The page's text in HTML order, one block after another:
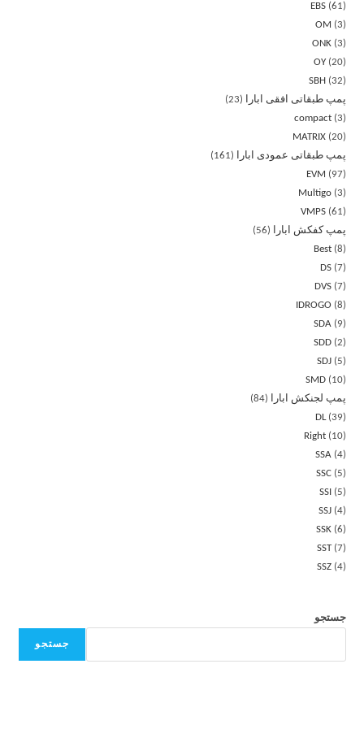
EBS 61
OM
3
ONK 3
OY 20
SBH
32
پمپ طبقاتی افقی ابارا
23
compact 3
MATRIX 20
پمپ طبقاتی عمودی ابارا
161
EVM
97
Multigo 3
VMPS 61
پمپ کفکش ابارا
56
Best 8
DS 7
DVS 7
IDROGO
8
SDA
9
SDD 2
SDJ
5
SMD
10
پمپ لجنکش ابارا
84
DL 39
Right
10
SSA 4
SSC
5
SSI
5
SSJ 4
SSK 6
SST 7
SSZ 4
جستجو
جستجو